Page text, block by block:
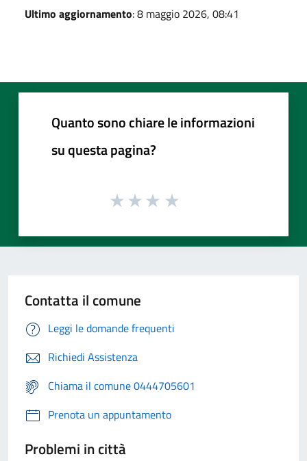
Ultimo aggiornamento: 8 maggio 2026, 08:41
Quanto sono chiare le informazioni
su questa pagina?
Contatta il comune
Leggi le domande frequenti
Richiedi Assistenza
Chiama il comune 0444705601
Prenota un appuntamento
Problemi in città